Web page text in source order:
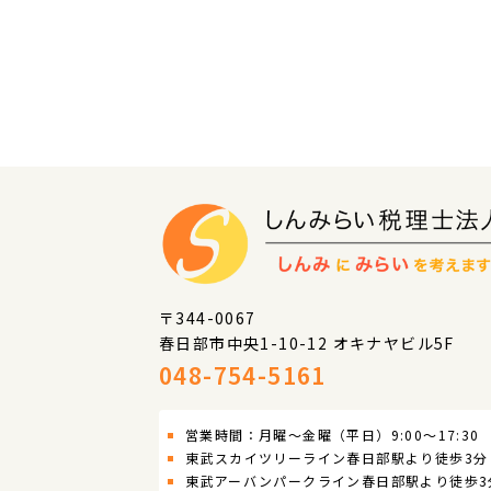
〒344-0067
春日部市中央1-10-12 オキナヤビル5F
048-754-5161
営業時間：月曜～金曜（平日）9:00～17:30
東武スカイツリーライン春日部駅より徒歩3分
東武アーバンパークライン春日部駅より徒歩